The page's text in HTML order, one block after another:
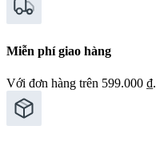
Miễn phí giao hàng
Với đơn hàng trên 599.000 ₫.